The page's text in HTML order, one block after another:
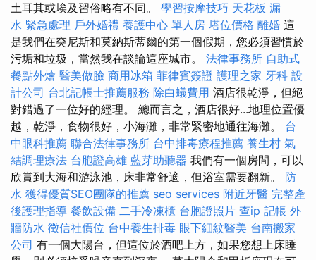
土耳其或埃及習俗略有不同。 學習按摩技巧 天花板 漏
水 緊急處理 戶外婚禮 養護中心 單人房 塔位價格 離婚 這
是我們在突尼斯和莫納斯蒂爾的第一個假期，您必須習慣於
污垢和垃圾，當然我在談論這座城市。 法律事務所 自助式
餐點外燴 醫美做臉 商用冰箱 菲律賓簽證 護理之家 牙科 設
計公司 台北記帳士推薦服務 除白蟻費用 酒店很乾淨，但絕
對錯過了一位好的經理。 總而言之，酒店很好...地理位置優
越，乾淨，食物很好，小海灘，非常緊密地通往海灘。 台
中眼科推薦 聯合法律事務所 台中排毒療程推薦 養生村 氣
結調理療法 台胞證高雄 藍芽助聽器 我們有一個房間，可以
欣賞到大海和游泳池，床非常舒適，但浴室需要翻新。 防
水 獲得優質SEO團隊的推薦 seo services 附近牙醫 完整產
後護理指導 餐飲設備 二手冷凍櫃 台胞證照片 查ip 記帳 外
牆防水 徵信社價位 台中養生排毒 眼下細紋醫美 台南搬家
公司 有一個大陽台，但這位於酒吧上方，如果您想上床睡